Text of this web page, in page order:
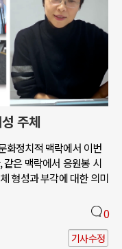
주체
화정치적 맥락에서 이번
같은 맥락에서 응원봉 시
형성과 부각에 대한 의미
0
기사수정